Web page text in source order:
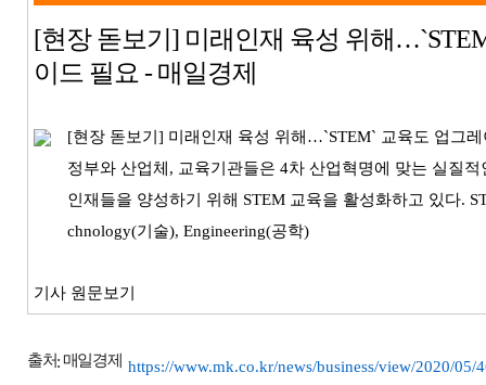
[현장 돋보기] 미래인재 육성 위해
이드 필요 - 매일경제
[현장 돋보기] 미래인재 육성 위해…`STEM` 교육도 업그
정부와 산업체, 교육기관들은 4차 산업혁명에 맞는 실질
인재들을 양성하기 위해 STEM 교육을 활성화하고 있다.
chnology(기술), Engineering(공학)
기사 원문보기
출처:매일경제 https://www.mk.co.kr/news/business/view/2020/05/